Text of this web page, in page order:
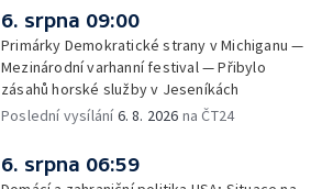
atletice 2026 — Výzkum: epidemie digitálních
závislostí je mýtus — Demolice vyhořelé
výškové budovy ve Zlíně
6. srpna 09:00
Primárky Demokratické strany v Michiganu —
Mezinárodní varhanní festival — Přibylo
zásahů horské služby v Jeseníkách
Poslední vysílání6. 8. 2026 na ČT24
6. srpna 06:59